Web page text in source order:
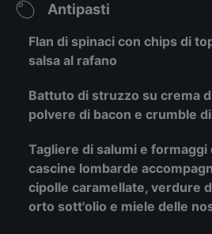
Antipasti
Flan di spinaci con chips di
salsa al rafano
Battuto di struzzo su crema
polvere di bacon e crumble
Tagliere di salumi e formaggi
cascine lombarde
cipolle caramellate, verdure
orto sott'olio e miele delle